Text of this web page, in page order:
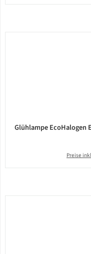
Glühlampe EcoHalogen
Preise